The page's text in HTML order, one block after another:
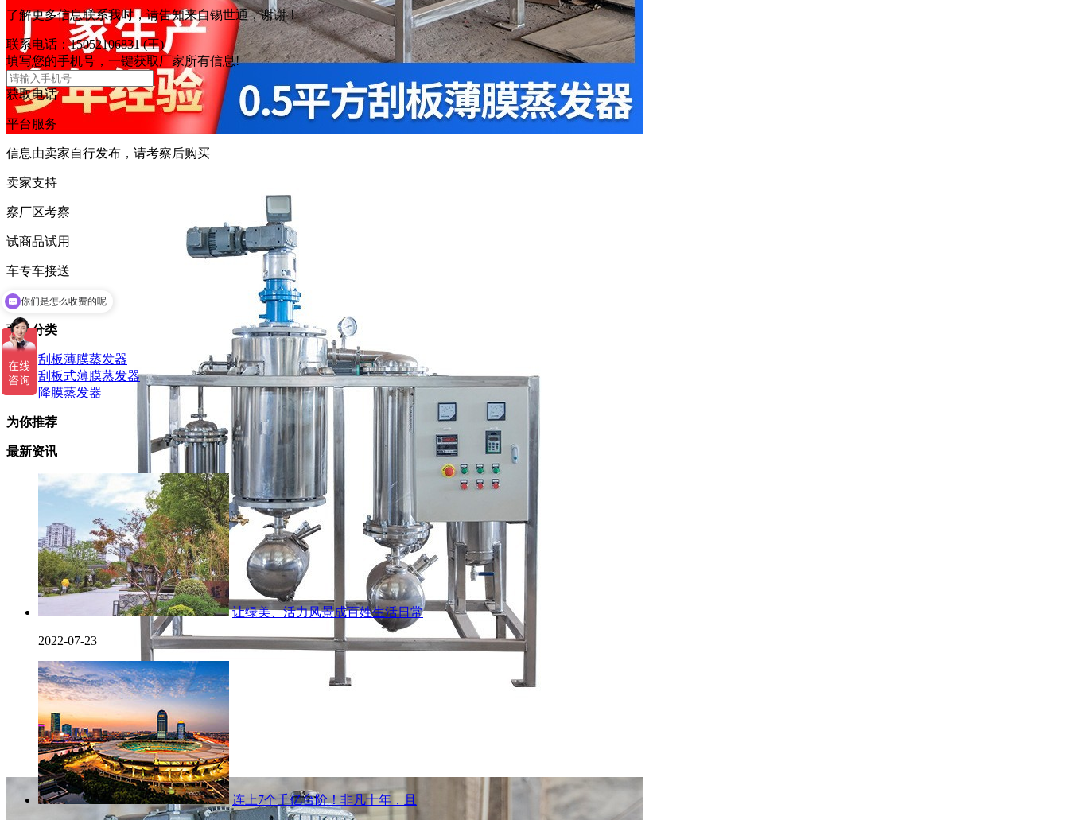
了解更多信息联系我时，请告知来自锡世通，谢谢！
联系电话：15052106831(王)
填写您的手机号 ，一键获取厂家所有信息!
获取电话
平台服务
信息由卖家自行发布，请考察后购买
卖家支持
察厂区考察
试商品试用
车专车接送
2424小时客服
商品分类
刮板薄膜蒸发器
刮板式薄膜蒸发器
降膜蒸发器
为你推荐
最新资讯
让绿美、活力风景成百姓生活日常
2022-07-23
连上7个千亿台阶！非凡十年，且
你们是怎么收费的呢
现在有优惠活动吗